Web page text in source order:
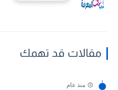
مقالات قد تهمك
منذ عام